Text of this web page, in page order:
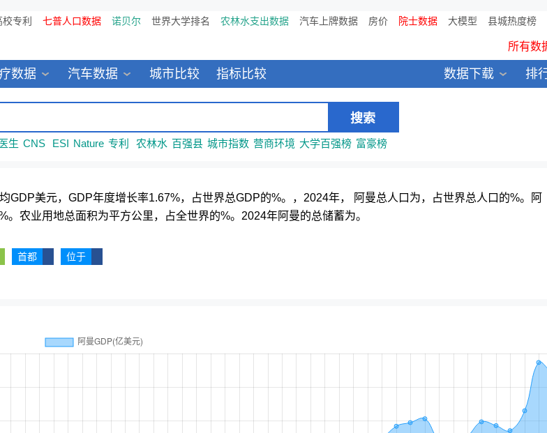
校专利 七普人口数据 诺贝尔 世界大学排名 农林水支出数据 汽车上牌数据 房价 院士数据 大模型 县城热度榜
鸥维数据发布：2024中国大
所有数
全新医院库 包含11万多医疗
数据 汽车数据 城市比较 指标比较 排
数据下载
医生 CNS ESI Nature 专利 农林水 百强县 城市指数 营商环境 大学百强榜 富豪榜
GDP美元，GDP年度增长率1.67%，占世界总GDP的%。，2024年， 阿曼总人口为，占世界总人口的%。阿
。农业用地总面积为平方公里，占全世界的%。2024年阿曼的总储蓄为。
首都 位于